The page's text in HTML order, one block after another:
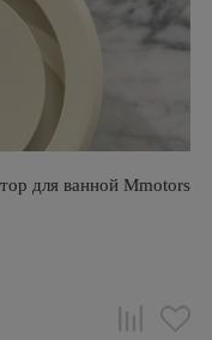
для ванной Mmotors